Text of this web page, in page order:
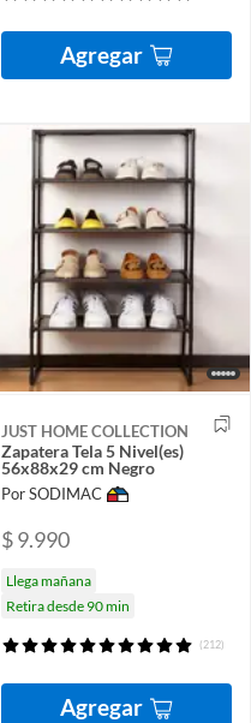
Agregar
JUST HOME COLLECTION
Zapatera Tela 5 Nivel(es)
56x88x29 cm Negro
Por SODIMAC
$ 9.990
Llega mañana
Retira desde 90 min
(212)
Agregar